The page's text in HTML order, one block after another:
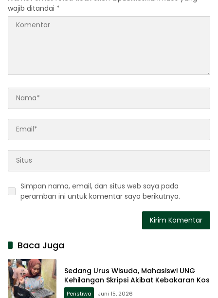
wajib ditandai *
Simpan nama, email, dan situs web saya pada
peramban ini untuk komentar saya berikutnya.
Baca Juga
Sedang Urus Wisuda, Mahasiswi UNG
Kehilangan Skripsi Akibat Kebakaran Kos
Peristiwa Juni 15, 2026